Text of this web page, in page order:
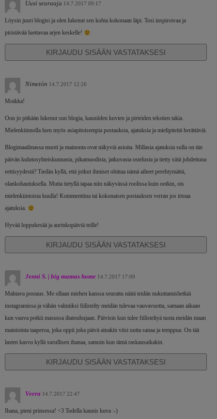
Uusi seuraaja 14.7.2017 09:17
Löysin juuri blogisi ja olen lukenut sen kohta kokonaan läpi. Tosi inspiroivaa ja
piristävää luettavaa arjen keskelle!
KIRJAUDU SISÄÄN VASTATAKSESI
Nimetön 14.7.2017 12:26
Moikka!
Oon jo pitkään lukenut sun blogia, kauniiden kuvien ja pirteiden tekstien takia.
Mielenkiinnolla luen myös asiapitoisempia postauksia, ajatuksia ja mielipiteitä herättäviä.
Blogimaailmassa muoti ja mainonta ovat näkyviä asioita. Millasia ajatuksia sulla on tän
päivän kulutusyhteiskunnasta, pikamuodista, jatkuvasta ostelusta ja tietty siitä johdettuna
eettisyydestä? Tiedän kyllä, että jotkut ihmiset ohittaa nämä aiheet perehtymättä,
olankohautuksella. Mutta tietyllä tapaa niin näkyvässä roolissa kuin ootkin, ois
mielenkiintoista kuulla! Kommenttina tai kokonaisen postauksen verran jos irtoaa
ajatuksia.
Hyvää loppukesää ja aurinkopäiviä teille!
KIRJAUDU SISÄÄN VASTATAKSESI
Jenni S. | big mamas home 14.7.2017 17:09
Mahtava postaus. Me ollaan miehen kanssa seurattu näitä teidän nukuttamishetkiä
instagramissa ja vähän valmiiksi fiilistelty meidän tulevaa vauvavuotta, samaan aikaan
kun vauva potkii masussa iltatouhujaan. Päivisin kun tulee fiilisteltyä tuota meidän maan
mainiointa taaperoa, joka oppii joka päivä ainakin viisi uutta sanaa ja temppua. On tää
lasten kasvu kyllä surullisen ihanaa, samoin kun tämä raskausaikakin.
KIRJAUDU SISÄÄN VASTATAKSESI
Veera 14.7.2017 22:47
Ihana, pieni prinsessa! <3 Todella kaunis kuva :-)